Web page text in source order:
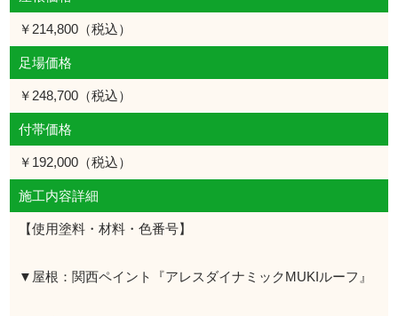
￥214,800（税込）
足場価格
￥248,700（税込）
付帯価格
￥192,000（税込）
施工内容詳細
【使用塗料・材料・色番号】
▼屋根：関西ペイント『アレスダイナミックMUKIルーフ』